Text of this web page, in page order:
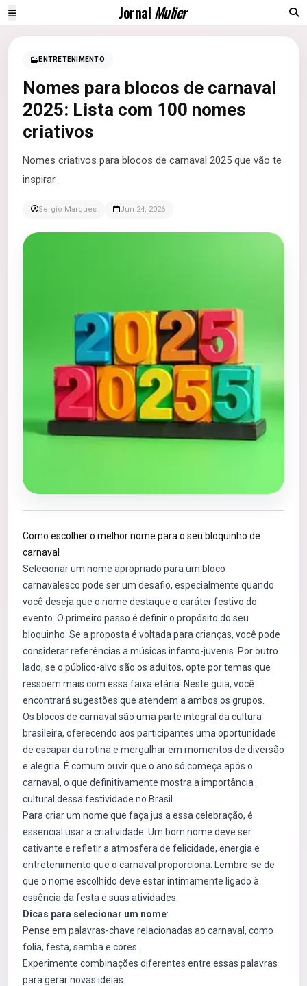
JornalMulier
ENTRETENIMENTO
Nomes para blocos de carnaval
2025: Lista com 100 nomes
criativos
Nomes criativos para blocos de carnaval 2025 que vão te
inspirar.
Sergio Marques Jun 24, 2026
Como escolher o melhor nome para o seu bloquinho de
carnaval
Selecionar um nome apropriado para um bloco
carnavalesco pode ser um desafio, especialmente quando
você deseja que o nome destaque o caráter festivo do
evento. O primeiro passo é definir o propósito do seu
bloquinho. Se a proposta é voltada para crianças, você pode
considerar referências a músicas infanto-juvenis. Por outro
lado, se o público-alvo são os adultos, opte por temas que
ressoem mais com essa faixa etária. Neste guia, você
encontrará sugestões que atendem a ambos os grupos.
Os blocos de carnaval são uma parte integral da cultura
brasileira, oferecendo aos participantes uma oportunidade
de escapar da rotina e mergulhar em momentos de diversão
e alegria. É comum ouvir que o ano só começa após o
carnaval, o que definitivamente mostra a importância
cultural dessa festividade no Brasil.
Para criar um nome que faça jus a essa celebração, é
essencial usar a criatividade. Um bom nome deve ser
cativante e refletir a atmosfera de felicidade, energia e
entretenimento que o carnaval proporciona. Lembre-se de
que o nome escolhido deve estar intimamente ligado à
essência da festa e suas atividades.
Dicas para selecionar um nome:
Pense em palavras-chave relacionadas ao carnaval, como
folia, festa, samba e cores.
Experimente combinações diferentes entre essas palavras
para gerar novas ideias.